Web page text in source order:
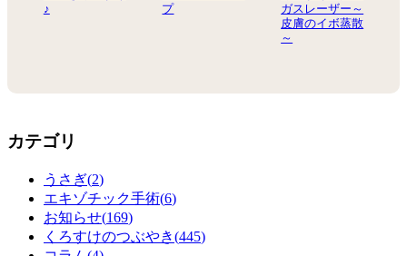
♪
プ
ガスレーザー～
皮膚のイボ蒸散
～
カテゴリ
うさぎ(2)
エキゾチック手術(6)
お知らせ(169)
くろすけのつぶやき(445)